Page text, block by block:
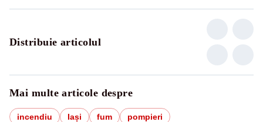
Distribuie articolul
Mai multe articole despre
incendiu Iași fum pompieri